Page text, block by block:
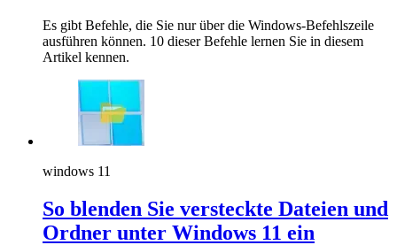
Es gibt Befehle, die Sie nur über die Windows-Befehlszeile
ausführen können. 10 dieser Befehle lernen Sie in diesem
Artikel kennen.
windows 11
So blenden Sie versteckte Dateien und
Ordner unter Windows 11 ein